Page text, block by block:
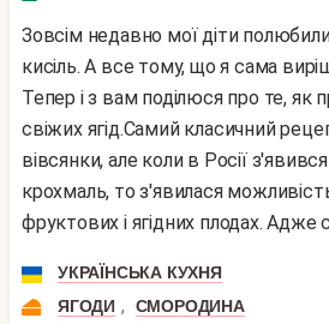
Зовсім недавно мої діти полюбили корисний напій -
кисіль. А все тому, що я сама
Тепер і з вам поділюся про те, як
свіжих ягід.Самий класичний
вівсянки, але коли в Росії
крохмаль, то з'явилася
фруктових і ягідних плодах. Адже
УКРАЇНСЬКА КУХНЯ
ЯГОДИ ,
СМОРОДИНА